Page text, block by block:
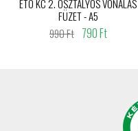
ETO KC 2. OSZTÁLYOS VONALAS
FÜZET - A5
990 Ft 790 Ft